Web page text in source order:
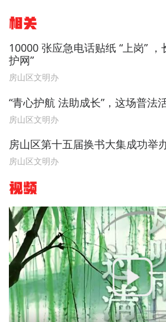
相关
10000 张应急电话贴纸 “上岗” ，
护网”
房山区文明办
“青心护航 法助成长”，这场普法
房山区文明办
房山区第十五届换书大集成功举
房山区文明办
视频